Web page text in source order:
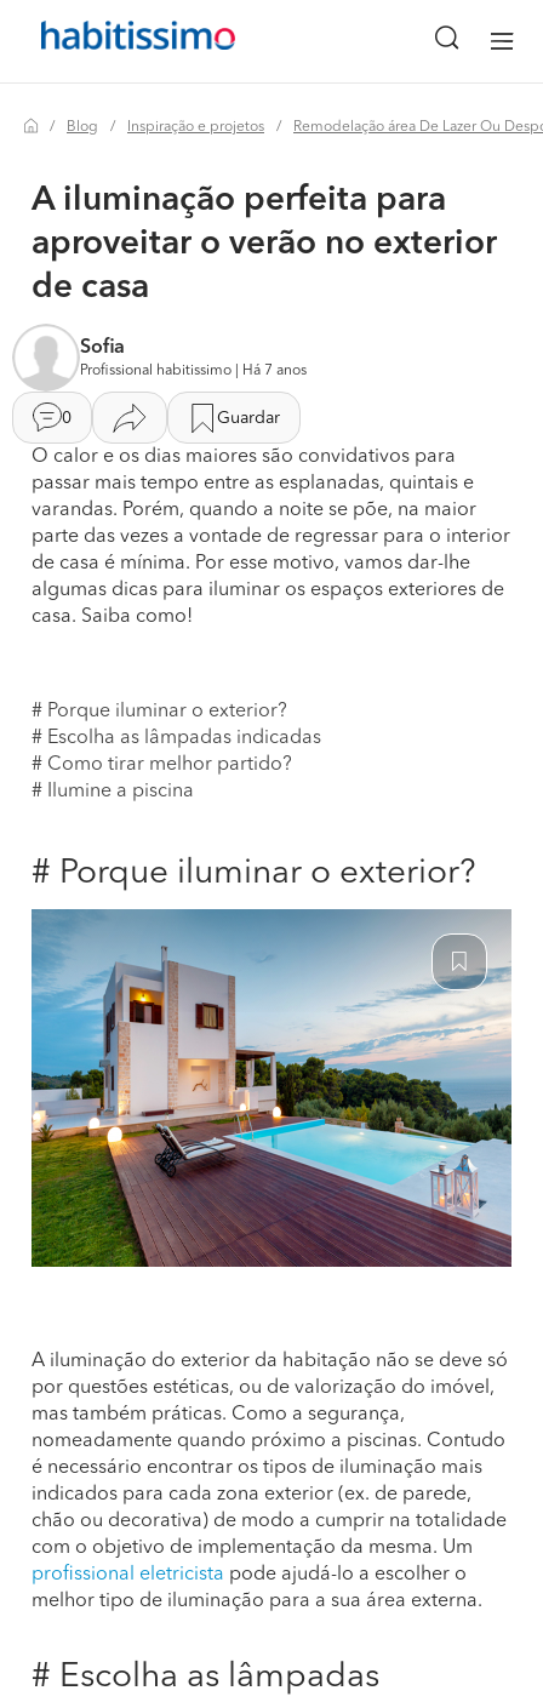
Blog Inspiração e projetos Remodelação área De Lazer Ou
A iluminação perfeita para
aproveitar o verão no exterior
de casa
Sofia
Profissional habitissimo | Há 7 anos
0 Guardar
O calor e os dias maiores são convidativos para
passar mais tempo entre as esplanadas, quintais e
varandas. Porém, quando a noite se põe, na maior
parte das vezes a vontade de regressar para o interior
de casa é mínima. Por esse motivo, vamos dar-lhe
algumas dicas para iluminar os espaços exteriores de
casa. Saiba como!
# Porque iluminar o exterior?
# Escolha as lâmpadas indicadas
# Como tirar melhor partido?
# Ilumine a piscina
# Porque iluminar o exterior?
A iluminação do exterior da habitação não se deve só
por questões estéticas, ou de valorização do imóvel,
mas também práticas. Como a segurança,
nomeadamente quando próximo a piscinas. Contudo
é necessário encontrar os tipos de iluminação mais
indicados para cada zona exterior (ex. de parede,
chão ou decorativa) de modo a cumprir na totalidade
com o objetivo de implementação da mesma. Um
profissional eletricista pode ajudá-lo a escolher o
melhor tipo de iluminação para a sua área externa.
# Escolha as lâmpadas